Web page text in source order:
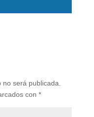
será publicada.
con *